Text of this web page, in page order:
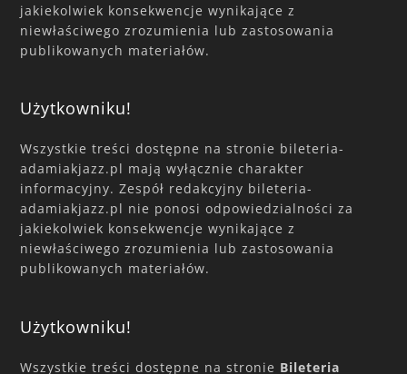
jakiekolwiek konsekwencje wynikające z
niewłaściwego zrozumienia lub zastosowania
publikowanych materiałów.
Użytkowniku!
Wszystkie treści dostępne na stronie bileteria-
adamiakjazz.pl mają wyłącznie charakter
informacyjny. Zespół redakcyjny bileteria-
adamiakjazz.pl nie ponosi odpowiedzialności za
jakiekolwiek konsekwencje wynikające z
niewłaściwego zrozumienia lub zastosowania
publikowanych materiałów.
Użytkowniku!
Wszystkie treści dostępne na stronie Bileteria